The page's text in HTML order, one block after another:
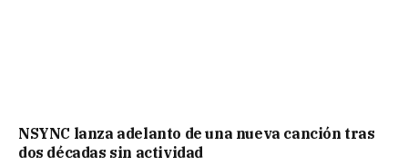
NSYNC lanza adelanto de una nueva canción tras
dos décadas sin actividad